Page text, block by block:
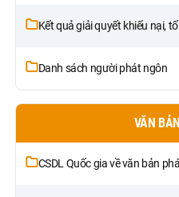
Kết quả giải quyết khiếu nại,
Danh sách người phát ngôn
VĂN
CSDL Quốc gia về văn bản